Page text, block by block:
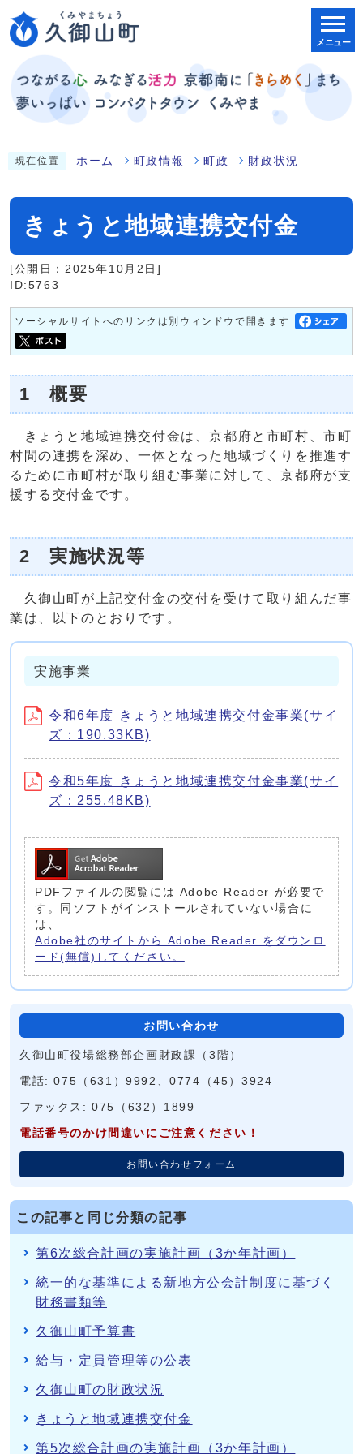
メニュー
現在位置 ホーム 町政情報 町政 財政状況
きょうと地域連携交付金
[公開日：2025年10月2日]
ID:5763
ソーシャルサイトへのリンクは別ウィンドウで開きます
1 概要
きょうと地域連携交付金は、京都府と市町村、市町
村間の連携を深め、一体となった地域づくりを推進す
るために市町村が取り組む事業に対して、京都府が支
援する交付金です。
2 実施状況等
久御山町が上記交付金の交付を受けて取り組んだ事
業は、以下のとおりです。
実施事業
令和6年度 きょうと地域連携交付金事業(サイ
ズ：190.33KB)
令和5年度 きょうと地域連携交付金事業(サイ
ズ：255.48KB)
PDFファイルの閲覧には Adobe Reader が必要で
す。同ソフトがインストールされていない場合に
は、
Adobe社のサイトから Adobe Reader をダウンロ
ード(無償)してください。
お問い合わせ
久御山町役場総務部企画財政課（3階）
電話: 075（631）9992、0774（45）3924
ファックス: 075（632）1899
電話番号のかけ間違いにご注意ください！
お問い合わせフォーム
この記事と同じ分類の記事
第6次総合計画の実施計画（3か年計画）
統一的な基準による新地方公会計制度に基づく
財務書類等
久御山町予算書
給与・定員管理等の公表
久御山町の財政状況
きょうと地域連携交付金
第5次総合計画の実施計画（3か年計画）